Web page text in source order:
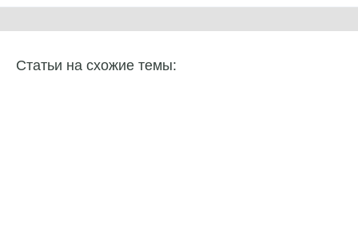
Статьи на схожие темы: